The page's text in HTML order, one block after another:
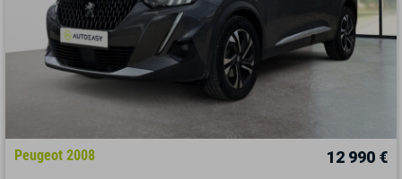
Peugeot 2008 12 990 €